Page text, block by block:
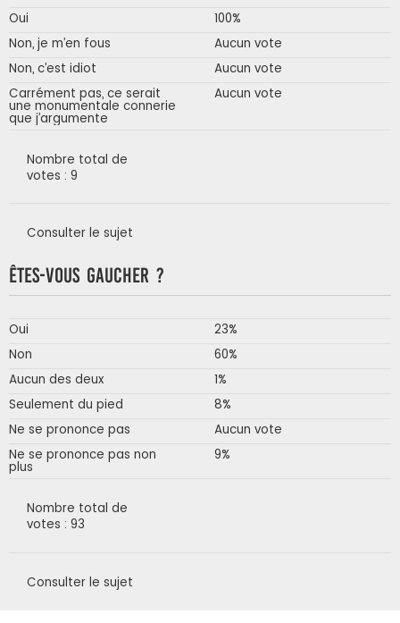
Oui
100%
Non, je m’en fous
Aucun vote
Non, c’est idiot
Aucun vote
Carrément pas, ce serait
une monumentale connerie
que j’argumente
Aucun vote
Nombre total de
votes : 9
Consulter le sujet
Êtes-vous gaucher ?
Oui
23%
Non
60%
Aucun des deux
1%
Seulement du pied
8%
Ne se prononce pas
Aucun vote
Ne se prononce pas non
plus
9%
Nombre total de
votes : 93
Consulter le sujet